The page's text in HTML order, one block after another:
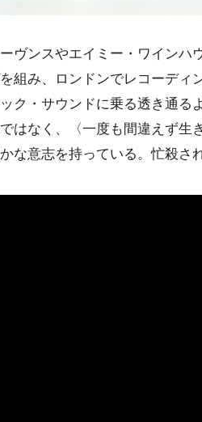
ヴンスやエイミー・ワイン
組み、ロンドンでレコーディ
ク・サウンドに乗る透き通
はなく、〈一度も間違えず
な意志を持っている。忙殺さ